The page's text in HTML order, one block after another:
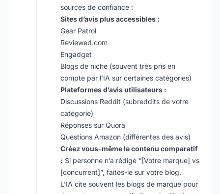
sources de confiance :
Sites d’avis plus accessibles :
Gear Patrol
Reviewed.com
Engadget
Blogs de niche (souvent très pris en
compte par l’IA sur certaines catégories)
Plateformes d’avis utilisateurs :
Discussions Reddit (subreddits de votre
catégorie)
Réponses sur Quora
Questions Amazon (différentes des avis)
Créez vous-même le contenu comparatif
: Si personne n’a rédigé “[Votre marque] vs
[concurrent]”, faites-le sur votre blog.
L’IA cite souvent les blogs de marque pour